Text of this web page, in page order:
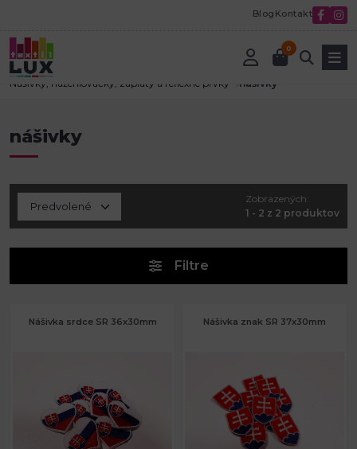
Blog Kontakt
0
Úvod
Nášivky, nažehlovačky, záplaty a reflexné prvky
nášivky
nášivky
Zobrazených:
1 - 2 z 2 produktov
Filtre
Nášivka srdce SR 36x30mm Nášivka znak SR 37x30mm